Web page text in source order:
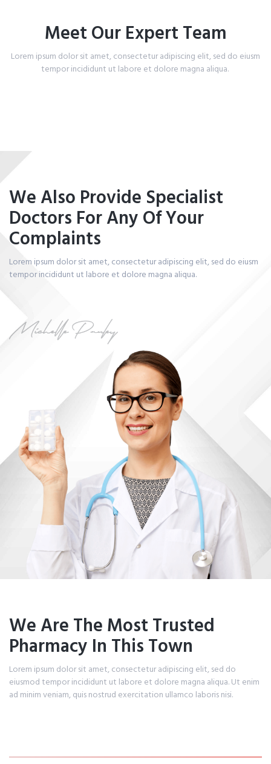
Meet Our Expert Team
Lorem ipsum dolor sit amet, consectetur adipiscing elit, sed do eiusm
tempor incididunt ut labore et dolore magna aliqua.
We Also Provide Specialist
Doctors For Any Of Your
Complaints
Lorem ipsum dolor sit amet, consectetur adipiscing elit, sed do eiusm
tempor incididunt ut labore et dolore magna aliqua.
We Are The Most Trusted
Pharmacy In This Town
Lorem ipsum dolor sit amet, consectetur adipiscing elit, sed do
eiusmod tempor incididunt ut labore et dolore magna aliqua. Ut enim
ad minim veniam, quis nostrud exercitation ullamco laboris nisi.